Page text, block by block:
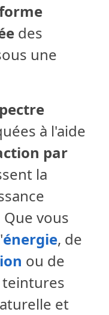
des
une
à l'aide
par
la
vous
énergie, de
ou de
teintures
et